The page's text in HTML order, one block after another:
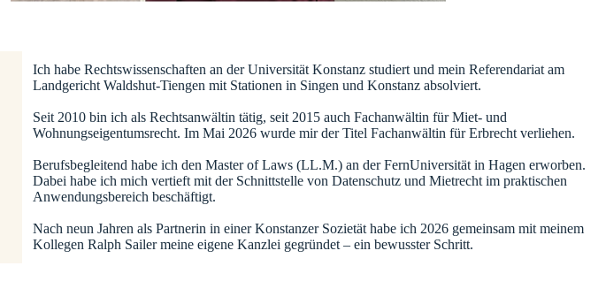
Ich habe Rechtswissenschaften an der Universität Konstanz studiert und mein Referendariat am
Landgericht Waldshut-Tiengen mit Stationen in Singen und Konstanz absolviert.
Seit 2010 bin ich als Rechtsanwältin tätig, seit 2015 auch Fachanwältin für Miet- und
Wohnungseigentumsrecht. Im Mai 2026 wurde mir der Titel Fachanwältin für Erbrecht verliehen.
Berufsbegleitend habe ich den Master of Laws (LL.M.) an der FernUniversität in Hagen erworben.
Dabei habe ich mich vertieft mit der Schnittstelle von Datenschutz und Mietrecht im praktischen
Anwendungsbereich beschäftigt.
Nach neun Jahren als Partnerin in einer Konstanzer Sozietät habe ich 2026 gemeinsam mit meinem
Kollegen Ralph Sailer meine eigene Kanzlei gegründet – ein bewusster Schritt.